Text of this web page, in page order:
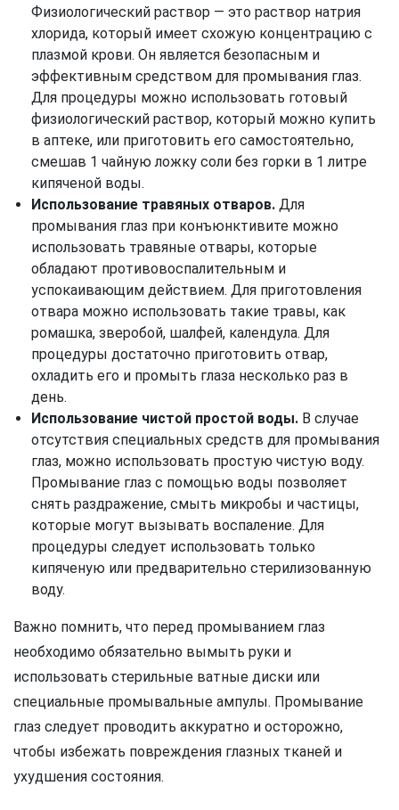
Физиологический раствор — это раствор натрия
хлорида, который имеет схожую концентрацию с
плазмой крови. Он является безопасным и
эффективным средством для промывания глаз.
Для процедуры можно использовать готовый
физиологический раствор, который можно купить
в аптеке, или приготовить его самостоятельно,
смешав 1 чайную ложку соли без горки в 1 литре
кипяченой воды.
Использование травяных отваров. Для
промывания глаз при конъюнктивите можно
использовать травяные отвары, которые
обладают противовоспалительным и
успокаивающим действием. Для приготовления
отвара можно использовать такие травы, как
ромашка, зверобой, шалфей, календула. Для
процедуры достаточно приготовить отвар,
охладить его и промыть глаза несколько раз в
день.
Использование чистой простой воды. В случае
отсутствия специальных средств для промывания
глаз, можно использовать простую чистую воду.
Промывание глаз с помощью воды позволяет
снять раздражение, смыть микробы и частицы,
которые могут вызывать воспаление. Для
процедуры следует использовать только
кипяченую или предварительно стерилизованную
воду.
Важно помнить, что перед промыванием глаз
необходимо обязательно вымыть руки и
использовать стерильные ватные диски или
специальные промывальные ампулы. Промывание
глаз следует проводить аккуратно и осторожно,
чтобы избежать повреждения глазных тканей и
ухудшения состояния.